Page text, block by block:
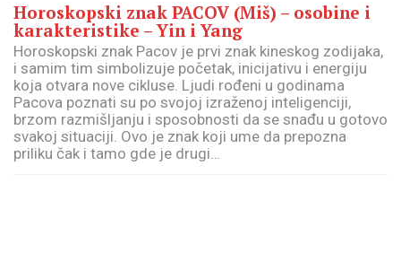
Horoskopski znak PACOV (Miš) – osobine i
karakteristike – Yin i Yang
Horoskopski znak Pacov je prvi znak kineskog zodijaka,
i samim tim simbolizuje početak, inicijativu i energiju
koja otvara nove cikluse. Ljudi rođeni u godinama
Pacova poznati su po svojoj izraženoj inteligenciji,
brzom razmišljanju i sposobnosti da se snađu u gotovo
svakoj situaciji. Ovo je znak koji ume da prepozna
priliku čak i tamo gde je drugi…